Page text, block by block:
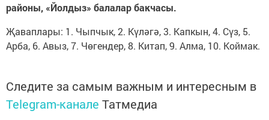
районы, «Йолдыз» балалар бакчасы.
Җаваплары: 1. Чыпчык, 2. Күләгә, 3. Капкын, 4. Сүз, 5.
Арба, 6. Авыз, 7. Чөгендер, 8. Китап, 9. Алма, 10. Коймак.
Следите за самым важным и интересным в
Telegram-канале Татмедиа